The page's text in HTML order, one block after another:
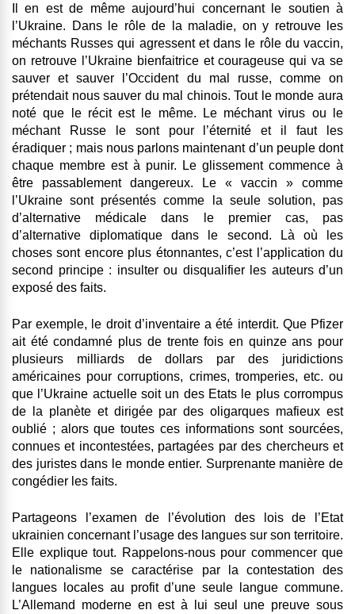
Il en est de même aujourd’hui concernant le soutien à
l’Ukraine. Dans le rôle de la maladie, on y retrouve les
méchants Russes qui agressent et dans le rôle du vaccin,
on retrouve l’Ukraine bienfaitrice et courageuse qui va se
sauver et sauver l’Occident du mal russe, comme on
prétendait nous sauver du mal chinois. Tout le monde aura
noté que le récit est le même. Le méchant virus ou le
méchant Russe le sont pour l’éternité et il faut les
éradiquer ; mais nous parlons maintenant d’un peuple dont
chaque membre est à punir. Le glissement commence à
être passablement dangereux. Le « vaccin » comme
l’Ukraine sont présentés comme la seule solution, pas
d’alternative médicale dans le premier cas, pas
d’alternative diplomatique dans le second. Là où les
choses sont encore plus étonnantes, c’est l’application du
second principe : insulter ou disqualifier les auteurs d’un
exposé des faits.
Par exemple, le droit d’inventaire a été interdit. Que Pfizer
ait été condamné plus de trente fois en quinze ans pour
plusieurs milliards de dollars par des juridictions
américaines pour corruptions, crimes, tromperies, etc. ou
que l’Ukraine actuelle soit un des Etats le plus corrompus
de la planète et dirigée par des oligarques mafieux est
oublié ; alors que toutes ces informations sont sourcées,
connues et incontestées, partagées par des chercheurs et
des juristes dans le monde entier. Surprenante manière de
congédier les faits.
Partageons l’examen de l’évolution des lois de l’Etat
ukrainien concernant l’usage des langues sur son territoire.
Elle explique tout. Rappelons-nous pour commencer que
le nationalisme se caractérise par la contestation des
langues locales au profit d’une seule langue commune.
L’Allemand moderne en est à lui seul une preuve sous